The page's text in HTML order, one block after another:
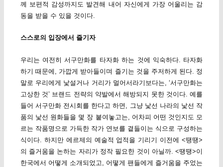
께 보편적 감성까지도 발견해 내어 자신에게 가장 어울리는 감
동을 받을 수 있을 것이다.
스스로의 입장에서 즐기자
우리는 여전히 서구만화를 타자화 하는 것에 익숙하다. 타자화
하기 때문에, 가깝게 받아들이며 즐기는 것을 주저하게 된다. 정
말로 우리에게 낯설거나 거리가 멀어서라기보다는, ‘서구만화는
고상한 것’ 브랜드 전략의 약발에서 해방되지 못한 것이다. 예를
들어 서구만화 전시회를 한다고 하면, 그냥 낯선 나라의 낯선 작
품의 낯선 원화들을 몇 장 붙여놓고는, 어차피 어떤 것인지도 모
르는 작품명으로 가득한 작가 연보를 곁들이는 식으로 구성하는
식이다. 하지만 에르제의 예술적 업적을 기리기 이전에 <땡땡>
의 즐거움을 논하는 자리가 정작 필요한 것이 아닐까. <땡땡>이
한국에서 어떻게 소개되었고, 어떻게 팬들에게 즐거움을 주었는